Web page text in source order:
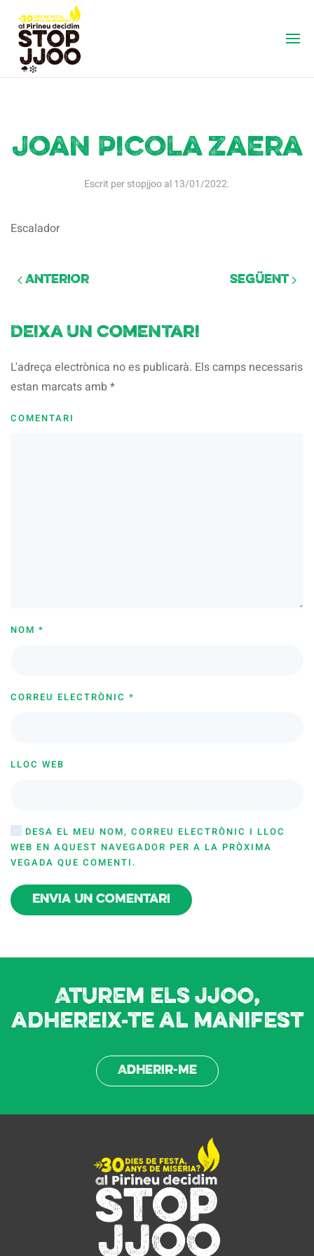
Joan Picola Zaera
Escrit perstopjjooal13/01/2022.
Escalador
Anterior Següent
Deixa un comentari
L'adreça electrònica no es publicarà. Els camps necessaris
estan marcats amb*
COMENTARI
NOM *
CORREU ELECTRÒNIC *
LLOC WEB
DESA EL MEU NOM, CORREU ELECTRÒNIC I LLOC
WEB EN AQUEST NAVEGADOR PER A LA PRÒXIMA
VEGADA QUE COMENTI.
Envia un comentari
Aturem els JJOO,
adhereix-te al manifest
Adherir-me